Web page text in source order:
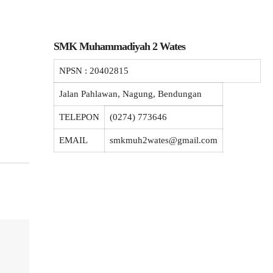
SMK Muhammadiyah 2 Wates
NPSN : 20402815
Jalan Pahlawan, Nagung, Bendungan
TELEPON (0274) 773646
EMAIL smkmuh2wates@gmail.com